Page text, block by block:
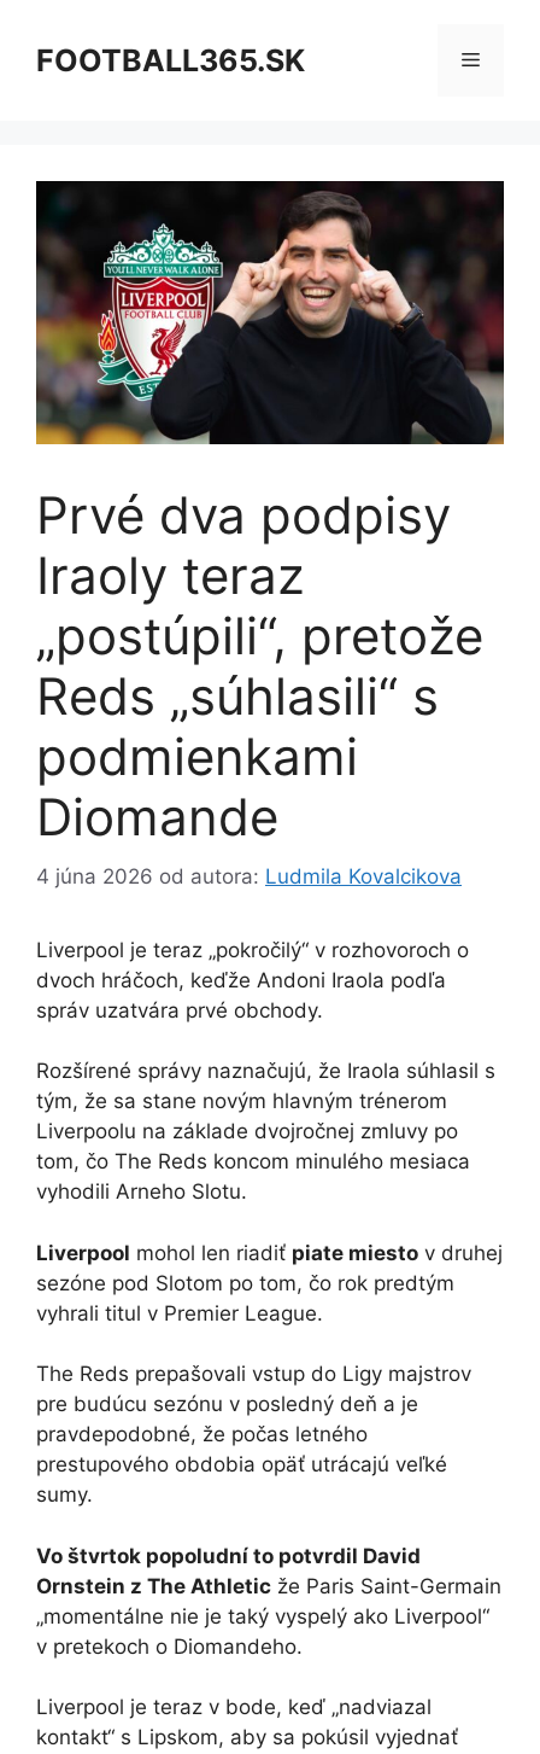
obsahFOOTBALL365.SK Menu
Prvé dva podpisy
Iraoly teraz
„postúpili“, pretože
Reds „súhlasili“ s
podmienkami
Diomande
4 júna 2026 od autora: Ludmila Kovalcikova
Liverpool je teraz „pokročilý“ v rozhovoroch o
dvoch hráčoch, keďže Andoni Iraola podľa
správ uzatvára prvé obchody.
Rozšírené správy naznačujú, že Iraola súhlasil s
tým, že sa stane novým hlavným trénerom
Liverpoolu na základe dvojročnej zmluvy po
tom, čo The Reds koncom minulého mesiaca
vyhodili Arneho Slotu.
Liverpool mohol len riadiť piate miesto v druhej
sezóne pod Slotom po tom, čo rok predtým
vyhrali titul v Premier League.
The Reds prepašovali vstup do Ligy majstrov
pre budúcu sezónu v posledný deň a je
pravdepodobné, že počas letného
prestupového obdobia opäť utrácajú veľké
sumy.
Vo štvrtok popoludní to potvrdil David
Ornstein z The Athletic že Paris Saint-Germain
„momentálne nie je taký vyspelý ako Liverpool“
v pretekoch o Diomandeho.
Liverpool je teraz v bode, keď „nadviazal
kontakt“ s Lipskom, aby sa pokúsil vyjednať